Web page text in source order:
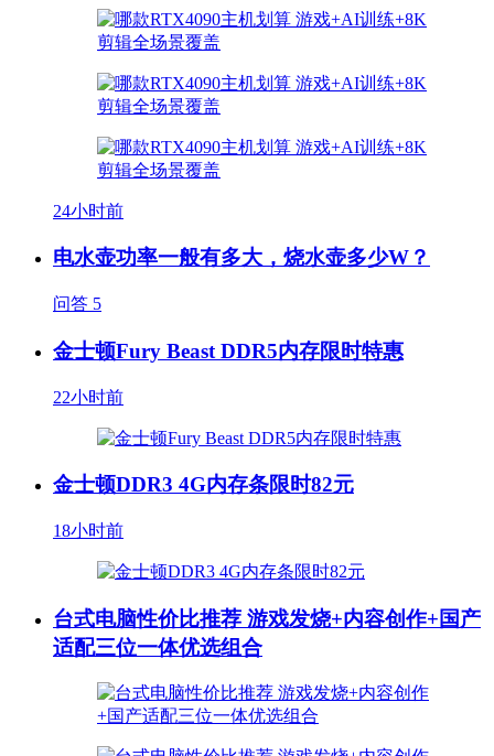
24小时前
电水壶功率一般有多大，烧水壶多少W？
问答 5
金士顿Fury Beast DDR5内存限时特惠
22小时前
金士顿DDR3 4G内存条限时82元
18小时前
台式电脑性价比推荐 游戏发烧+内容创作+国产
适配三位一体优选组合